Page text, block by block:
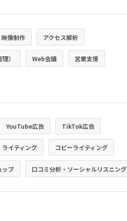
像制作 アクセス解析
） Web会議 営業支援
YouTube広告 TikTok広告
イティング コピーライティング
ップ 口コミ分析・ソーシャルリスニング